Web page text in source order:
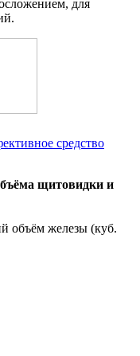
для
средство
щитовидки и
объём железы (куб.